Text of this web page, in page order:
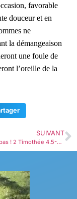
favorable
douceur et en
ne
la démangeaison
une foule de
l’oreille de la
SUIVANT
On ne lâche pas ! 2 Timothée 4.5-8￼